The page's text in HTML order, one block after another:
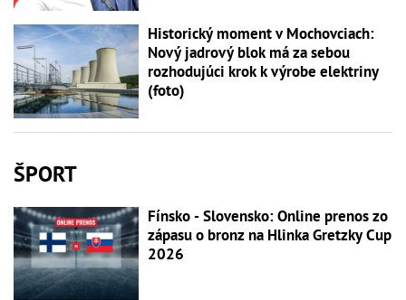
Historický moment v Mochovciach:
Nový jadrový blok má za sebou
rozhodujúci krok k výrobe elektriny
(foto)
ŠPORT
Fínsko - Slovensko: Online prenos zo
zápasu o bronz na Hlinka Gretzky Cup
2026